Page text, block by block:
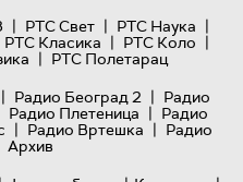
| РТС Свет | РТС Наука |
РТС Класика | РТС Коло |
| РТС Полетарац
| Радио Београд 2 | Радио
Радио Плетеница | Радио
| Радио Вртешка | Радио
Архив